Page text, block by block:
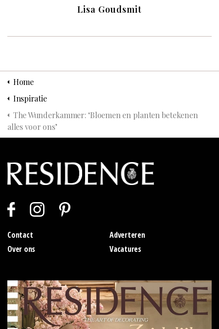
Lisa Goudsmit
Home
Inspiratie
The Wunderkammer: ‘Bloemen en planten betekenen
alles voor ons’
Contact
Adverteren
Over ons
Vacatures